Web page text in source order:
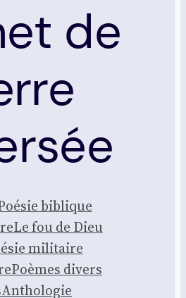
de
biblique
Le fou de Dieu
mili­taire
Poèmes divers
Antho­lo­gie